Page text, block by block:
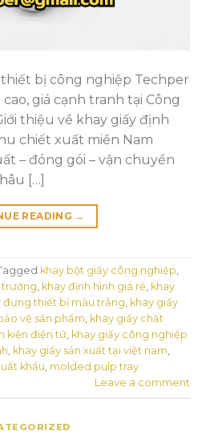
bị công nghiệp Techper
giá cạnh tranh tại Công
thiệu về khay giấy định
chiết xuất miền Nam
– đóng gói – vận chuyển
[…]
READING →
khay bột giấy công nghiệp,
trường, khay định hình giá rẻ, khay
đựng thiết bị màu trắng, khay giấy
vệ sản phẩm, khay giấy chất
kiện điện tử, khay giấy công nghiệp
, khay giấy sản xuất tại việt nam,
khẩu, molded pulp tray
Leave a comment